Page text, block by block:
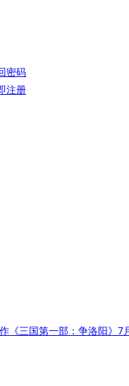
密码
注册
《三国第一部：争洛阳》7